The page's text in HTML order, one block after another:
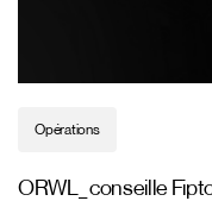
Opérations
ORWL_ conseille